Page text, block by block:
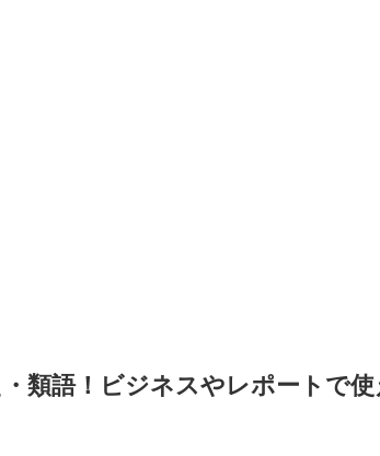
類語！ビジネスやレポートで